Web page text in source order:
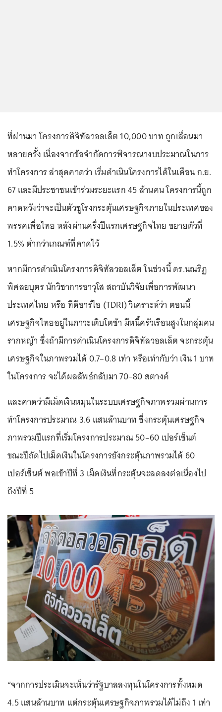
ที่ผ่านมา โครงการดิจิทัลวอลเล็ต 10,000 บาท ถูกเลื่อนมา
หลายครั้ง เนื่องจากข้อจำกัดการพิจารณางบประมาณในการ
ทำโครงการ ล่าสุดคาดว่า เริ่มดำเนินโครงการได้ในเดือน ก.ย.
67 และมีประชาชนเข้าร่วมระยะแรก 45 ล้านคน โครงการนี้ถูก
คาดหวังว่าจะเป็นตัวชูโรงกระตุ้นเศรษฐกิจภายในประเทศของ
พรรคเพื่อไทย หลังผ่านครึ่งปีแรกเศรษฐกิจไทย ขยายตัวที่
1.5% ต่ำกว่าเกณฑ์ที่คาดไว้
หากมีการดำเนินโครงการดิจิทัลวอลเล็ต ในช่วงนี้ ดร.นณริฏ
พิศลยบุตร นักวิชาการอาวุโส สถาบันวิจัยเพื่อการพัฒนา
ประเทศไทย หรือ ทีดีอาร์ไอ (TDRI) วิเคราะห์ว่า ตอนนี้
เศรษฐกิจไทยอยู่ในภาวะเติบโตช้า มีหนี้ครัวเรือนสูงในกลุ่มคน
รากหญ้า ซึ่งถ้ามีการดำเนินโครงการดิจิทัลวอลเล็ต จะกระตุ้น
เศรษฐกิจในภาพรวมได้ 0.7–0.8 เท่า หรือเท่ากับว่า เงิน 1 บาท
ในโครงการ จะได้ผลลัพธ์กลับมา 70–80 สตางค์
และคาดว่ามีเม็ดเงินหมุนในระบบเศรษฐกิจภาพรวมผ่านการ
ทำโครงการประมาณ 3.6 แสนล้านบาท ซึ่งกระตุ้นเศรษฐกิจ
ภาพรวมปีแรกที่เริ่มโครงการประมาณ 50–60 เปอร์เซ็นต์
ขณะปีถัดไปเม็ดเงินในโครงการยังกระตุ้นภาพรวมได้ 60
เปอร์เซ็นต์ พอเข้าปีที่ 3 เม็ดเงินที่กระตุ้นจะลดลงต่อเนื่องไป
ถึงปีที่ 5
“จากการประเมินจะเห็นว่ารัฐบาลลงทุนในโครงการทั้งหมด
4.5 แสนล้านบาท แต่กระตุ้นเศรษฐกิจภาพรวมได้ไม่ถึง 1 เท่า